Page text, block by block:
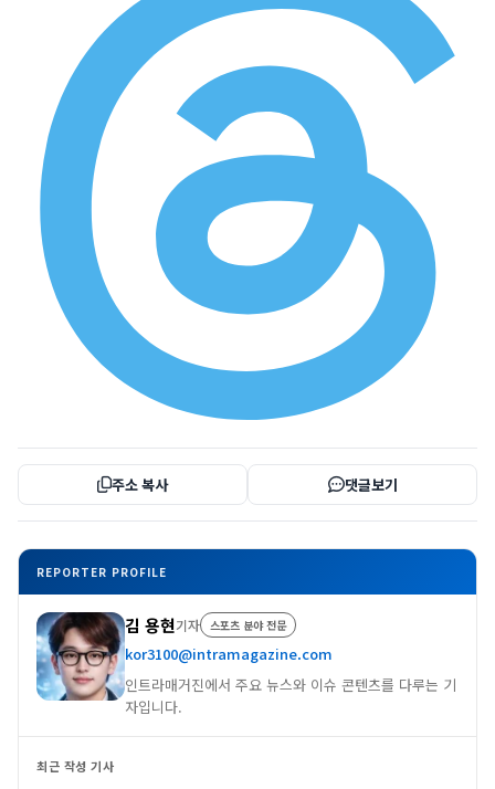
주소 복사 댓글보기
REPORTER PROFILE
김 용현기자 스포츠 분야 전문
kor3100@intramagazine.com
인트라매거진에서 주요 뉴스와 이슈 콘텐츠를 다루는 기
자입니다.
최근 작성 기사